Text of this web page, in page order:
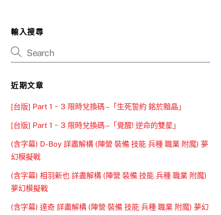
輸入搜尋
近期文章
[台版] Part 1 ~ 3 限時兌換碼 –「生死誓約 銘於黯晶」
[台版] Part 1 ~ 3 限時兌換碼 –「覺醒! 逆命的雙星」
(含字幕) D-Boy 詳盡解構 (陣營 裝備 技能 兵種 職業 附魔) 夢
幻模擬戰
(含字幕) 相羽新也 詳盡解構 (陣營 裝備 技能 兵種 職業 附魔)
夢幻模擬戰
(含字幕) 達奇 詳盡解構 (陣營 裝備 技能 兵種 職業 附魔) 夢幻